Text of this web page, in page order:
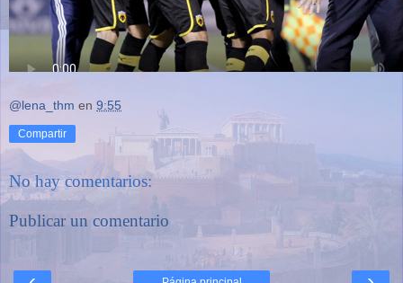
@lena_thm en 9:55
Compartir
No hay comentarios:
Publicar un comentario